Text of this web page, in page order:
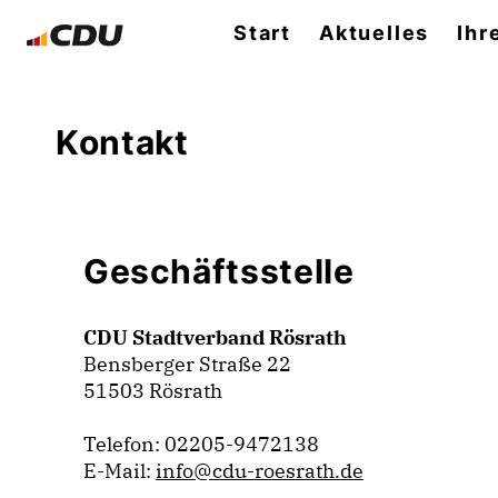
Start Aktuelles
Kontakt
Geschäftsstelle
CDU Stadtverband Rösrath
Bensberger Straße 22
51503 Rösrath
Telefon: 02205-9472138
E-Mail: info@cdu-roesrath.de